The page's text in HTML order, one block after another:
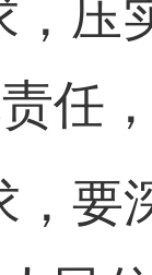
，
任
，要